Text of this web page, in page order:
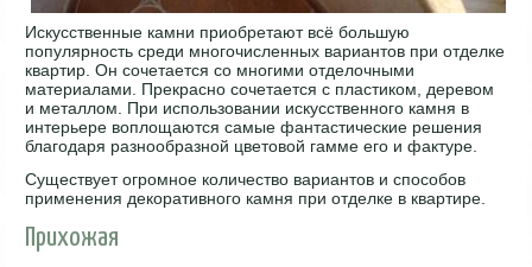
Искусственные камни приобретают всё большую
популярность среди многочисленных вариантов при отделке
квартир. Он сочетается со многими отделочными
материалами. Прекрасно сочетается с пластиком, деревом
и металлом. При использовании искусственного камня в
интерьере воплощаются самые фантастические решения
благодаря разнообразной цветовой гамме его и фактуре.
Существует огромное количество вариантов и способов
применения декоративного камня при отделке в квартире.
Прихожая